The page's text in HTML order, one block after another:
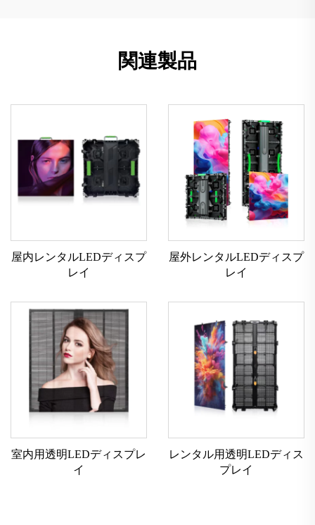
関連製品
屋内レンタルLEDディスプ
レイ
屋外レンタルLEDディスプ
レイ
室内用透明LEDディスプレ
イ
レンタル用透明LEDディス
プレイ